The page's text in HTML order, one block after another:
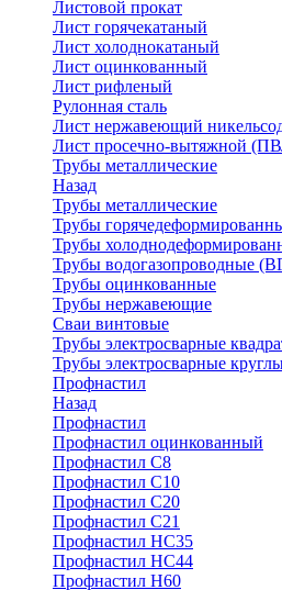
Листовой прокат
Лист горячекатаный
Лист холоднокатаный
Лист оцинкованный
Лист рифленый
Рулонная сталь
Лист нержавеющий
Лист просечно-вытяжной
Трубы металлические
Назад
Трубы металлические
Трубы
Трубы
Трубы водогазопроводные
Трубы оцинкованные
Трубы нержавеющие
Сваи винтовые
Трубы электросварные
Трубы электросварные
Профнастил
Назад
Профнастил
Профнастил оцинкованный
Профнастил С8
Профнастил С10
Профнастил С20
Профнастил С21
Профнастил НС35
Профнастил НС44
Профнастил Н60